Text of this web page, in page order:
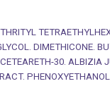
DIMETHICONE.
30. ALBIZIA